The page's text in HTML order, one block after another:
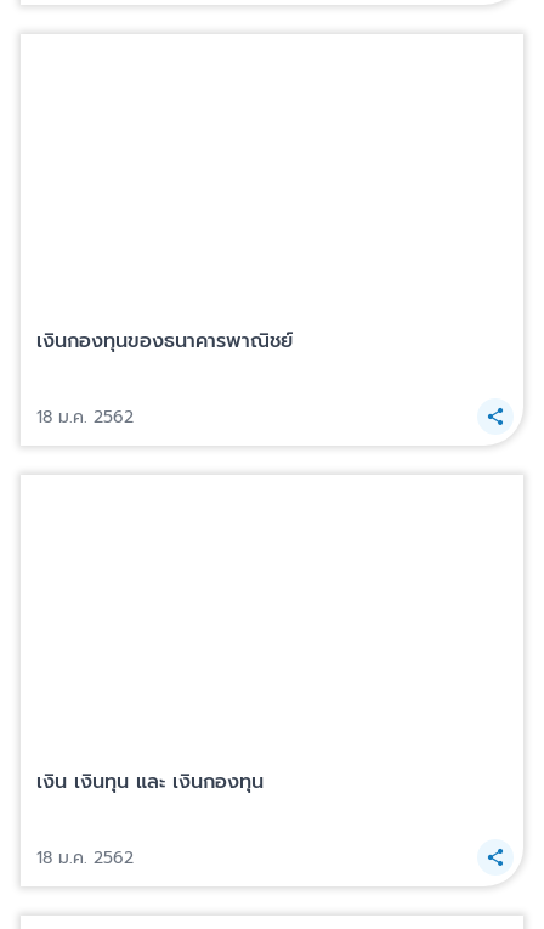
เงินกองทุนของธนาคารพาณิชย์
18 ม.ค. 2562
เงิน เงินทุน และ เงินกองทุน
18 ม.ค. 2562